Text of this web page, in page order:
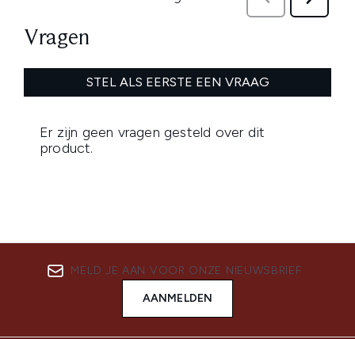
MELD JE AAN VOOR ONZE NIEUWSBRIEF
AANMELDEN